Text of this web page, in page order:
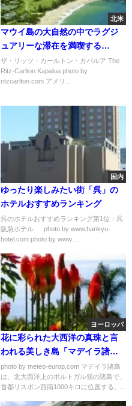
北米
マウイ島の大自然の中でラグジ
ュアリーな滞在を満喫する
「ザ・リッツ・カールトン・カ
パルア」
ザ・リッツ・カールトン・カパルア The
Ritz-Carlton Kapalua photo by
ritzcarlton.com アメリ...
国内
ゆったり楽しみたい街「呉」の
ホテルおすすめランキング
呉のホテルおすすめランキング第1位：呉
阪急ホテル photo by www.hankyu-
hotel.com photo by www....
ヨーロッパ
花に彩られた大西洋の真珠と言
われる美しき島「マデイラ諸
島」
photo by meteo-europ.com マデイラ諸島
は、北大西洋上のポルトガル領の諸島で、
首都リスボン西南1000キロに位置する。...